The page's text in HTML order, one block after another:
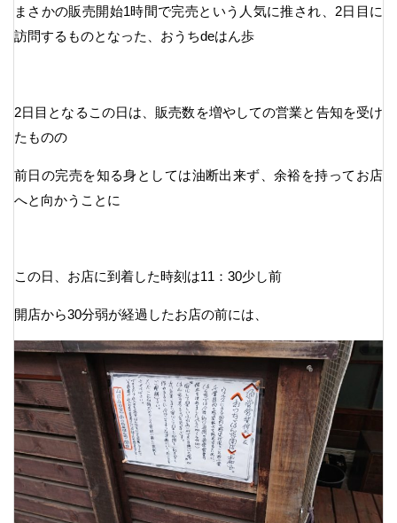
まさかの販売開始1時間で完売という人気に推され、2日目に
訪問するものとなった、おうちdeはん歩
2日目となるこの日は、販売数を増やしての営業と告知を受け
たものの
前日の完売を知る身としては油断出来ず、余裕を持ってお店
へと向かうことに
この日、お店に到着した時刻は11：30少し前
開店から30分弱が経過したお店の前には、